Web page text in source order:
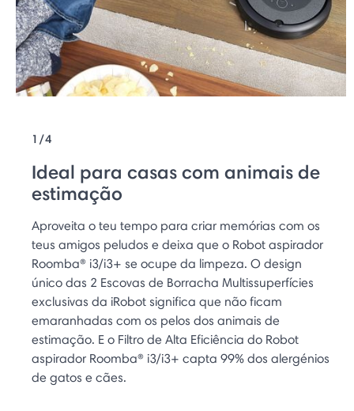
1/4
Ideal para casas com animais de
estimação
Aproveita o teu tempo para criar memórias com os
teus amigos peludos e deixa que o Robot aspirador
Roomba® i3/i3+ se ocupe da limpeza. O design
único das 2 Escovas de Borracha Multissuperfícies
exclusivas da iRobot significa que não ficam
emaranhadas com os pelos dos animais de
estimação. E o Filtro de Alta Eficiência do Robot
aspirador Roomba® i3/i3+ capta 99% dos alergénios
de gatos e cães.